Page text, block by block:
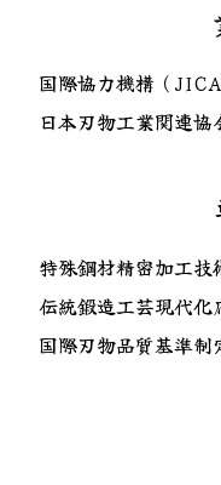
国際協力機構（
日本刃物工業関連協
特殊鋼材精密加工技
伝統鍛造工芸現代化
国際刃物品質基準制